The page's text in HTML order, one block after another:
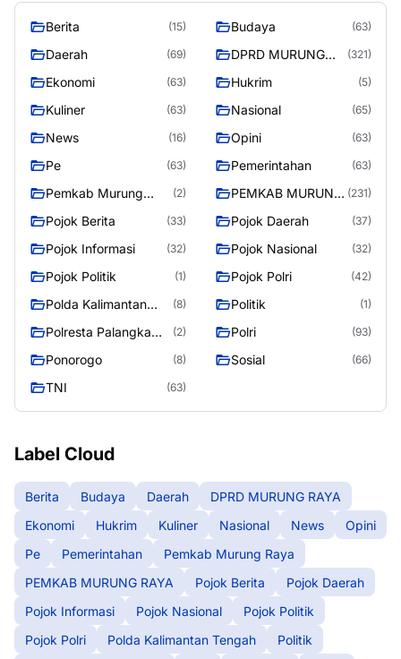
Berita (15) Budaya (63)
Daerah (69)
DPRD MURUNG
(321)
Ekonomi (63) Hukrim (5)
Kuliner (63) Nasional (65)
News (16) Opini (63)
Pe (63) Pemerintahan (63)
Pemkab Murung
(2)
PEMKAB MURUNG (231)
Pojok Berita (33) Pojok Daerah (37)
Pojok Informasi (32) Pojok Nasional (32)
Pojok Politik (1) Pojok Polri (42)
Polda Kalimantan
(8) Politik (1)
Polresta Palangka
(2) Polri (93)
Ponorogo (8) Sosial (66)
TNI (63)
Label Cloud
Berita Budaya Daerah
DPRD MURUNG RAYA
Ekonomi
Hukrim Kuliner Nasional News
Opini
Pe
Pemerintahan
Pemkab Murung Raya
PEMKAB MURUNG RAYA
Pojok Berita
Pojok Daerah
Pojok Informasi
Pojok Nasional
Pojok Politik
Pojok Polri
Polda Kalimantan Tengah
Politik